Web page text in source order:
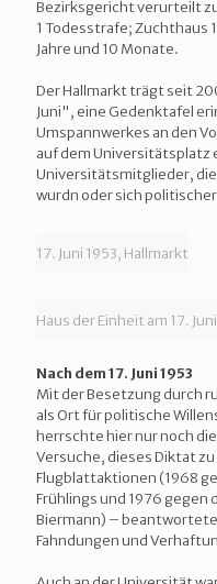
Bezirksgericht verurteilt
1 Todesstrafe; Zuchthaus
Jahre und 10 Monate.
Der Hallmarkt trägt seit
Juni", eine Gedenktafel
Umspannwerkes an den
auf dem Universitätsplatz
Universitätsmitglieder, die
wurdn oder sich
17. Juni 1953, Hallmarkt
Haus der Einheit am 17.
Nach dem 17. Juni 1953
Mit der Besetzung durch
als Ort für politische
herrschte hier nur noch
Versuche, dieses Diktat
Flugblattaktionen (1968
Frühlings und 1976 gegen
Biermann) –
Fahndungen und